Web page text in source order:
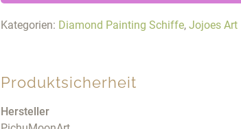
Kategorien: Diamond Painting Schiffe, Jojoes Art
Produktsicherheit
Hersteller